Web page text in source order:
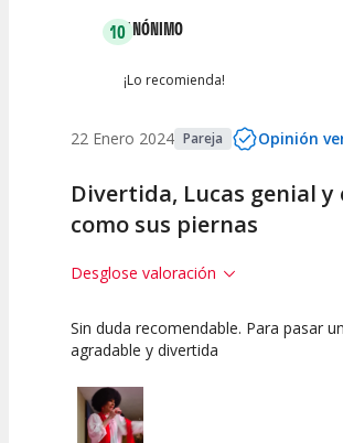
10ANÓNIMO
¡Lo recomienda!
22 Enero 2024 Pareja Opinión
Divertida, Lucas genial y
como sus piernas
Desglose valoración
10
Espectáculo
10 10
Sin duda recomendable. Para pasar
agradable y divertida